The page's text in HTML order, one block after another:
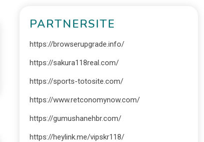
PARTNERSITE
https://browserupgrade.info/
https://sakura118real.com/
https://sports-totosite.com/
https://www.retconomynow.com/
https://gumushanehbr.com/
https://heylink.me/vipskr118/